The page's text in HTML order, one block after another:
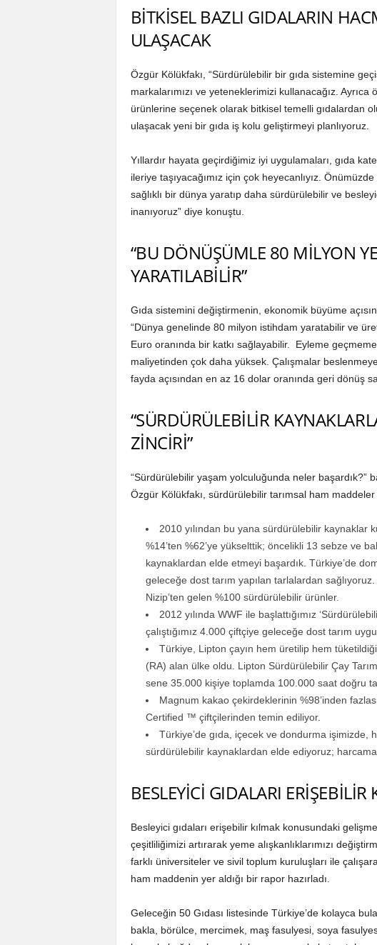
BİTKİSEL BAZLI GIDALARIN
ULAŞACAK
Özgür Kölükfakı, “Sürdürülebilir bir gıda sistemine
markalarımızı ve yeteneklerimizi kullanacağız.
ürünlerine seçenek olarak bitkisel temelli gıdalardan
ulaşacak yeni bir gıda iş kolu geliştirmeyi planlıyoruz.
Yıllardır hayata geçirdiğimiz iyi uygulamaları, gıda
ileriye taşıyacağımız için çok heyecanlıyız.
sağlıklı bir dünya yaratıp daha sürdürülebilir ve
inanıyoruz” diye konuştu.
“BU DÖNÜŞÜMLE 80 MİLYON
YARATILABİLİR”
Gıda sistemini değiştirmenin, ekonomik büyüme
“Dünya genelinde 80 milyon istihdam yaratabilir ve
Euro oranında bir katkı sağlayabilir. Eyleme
maliyetinden çok daha yüksek. Çalışmalar
fayda açısından en az 16 dolar oranında geri dönüş
“SÜRDÜRÜLEBİLİR
ZİNCİRİ”
“Sürdürülebilir yaşam yolculuğunda neler başardık?”
Özgür Kölükfakı, sürdürülebilir tarımsal ham
2010 yılından bu yana sürdürülebilir kaynaklar
%14’ten %62’ye yükselttik; öncelikli 13 sebze ve
kaynaklardan elde etmeyi başardık. Türkiye’de
geleceğe dost tarım yapılan tarlalardan
Nizip’ten gelen %100 sürdürülebilir ürünler.
2012 yılında WWF ile başlattığımız
çalıştığımız 4.000 çiftçiye geleceğe dost tarım
Türkiye, Lipton çayın hem üretilip hem
(RA) alan ülke oldu. Lipton Sürdürülebilir Çay
sene 35.000 kişiye toplamda 100.000 saat doğru
Magnum kakao çekirdeklerinin %98’inden
Certified ™ çiftçilerinden temin ediliyor.
Türkiye’de gıda, içecek ve dondurma işimizde,
sürdürülebilir kaynaklardan elde ediyoruz;
BESLEYİCİ GIDALARI ERİŞEBİLİR
Besleyici gıdaları erişebilir kılmak konusundaki
çeşitliliğimizi artırarak yeme alışkanlıklarımızı
farklı üniversiteler ve sivil toplum kuruluşları ile
ham maddenin yer aldığı bir rapor hazırladı.
Geleceğin 50 Gıdası listesinde Türkiye’de kolayca
bakla, börülce, mercimek, maş fasulyesi, soya